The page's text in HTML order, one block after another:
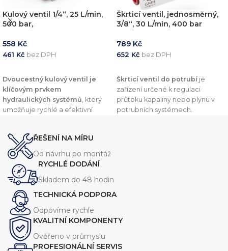
Kulový ventil 1/4“, 25 L/min,
500 bar,
558 Kč
461 Kč bez DPH
Dvoucestný kulový ventil je
klíčovým prvkem
hydraulických systémů, který
umožňuje rychlé a efektivní
velikostech1/4", 3/8" a 1/2"
palce,s průtokem od 25 l/min
až do 60 l/min a maximálním
pracovním tlakem 500 bar.
Škrticí ventil, jednosměrný,
3/8“, 30 L/min, 400 bar
789 Kč
652 Kč bez DPH
Škrticí ventil do potrubí je
zařízení určené k regulaci
průtoku kapaliny nebo plynu v
potrubních systémech.
ŘEŠENÍ NA MÍRU
Od návrhu po montáž
RYCHLÉ DODÁNÍ
Skladem do 48 hodin
TECHNICKÁ PODPORA
Odpovíme rychle
KVALITNÍ KOMPONENTY
Ověřeno v průmyslu
PROFESIONÁLNÍ SERVIS